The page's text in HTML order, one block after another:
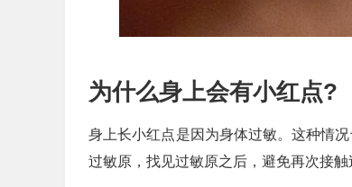
为什么身上会有小红点?
身上长小红点是因为身体过敏。这种情
过敏原，找见过敏原之后，避免再次接